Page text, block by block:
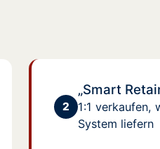
2
„Smart
1:1 verkaufen,
System liefern